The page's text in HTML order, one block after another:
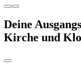
Deine
Kirche und